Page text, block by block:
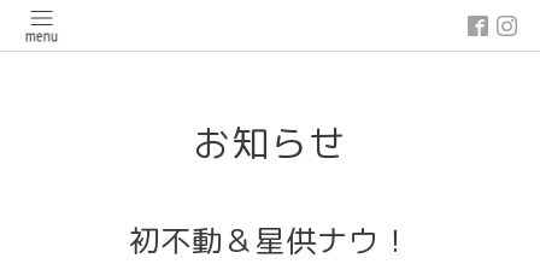
google-site-verification: google03647e12badb45de.html
お知らせ
初不動＆星供ナウ！